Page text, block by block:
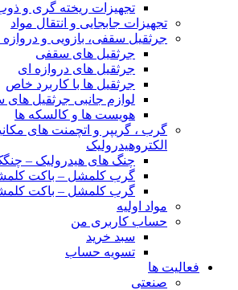
تجهیزات ریخته گری و
تجهیزات جابجایی و انتقال مواد
جرثقیل سقفی، بازویی و دروازه
جرثقیل های سقفی
جرثقیل های دروازه ای
جرثقیل ها با کاربرد خاص
لوازم جانبی جرثقیل
هویست ها و کالسکه ها
گرب ، گریپر و اتچمنت های
الکتروهیدرولیک
چنگ های هیدرولیک –
گرب کلمشل – باکت
گرب کلمشل – باکت
مواد اولیه
حساب کاربری من
سبد خرید
تسویه حساب
فعالیت ها
صنعتی